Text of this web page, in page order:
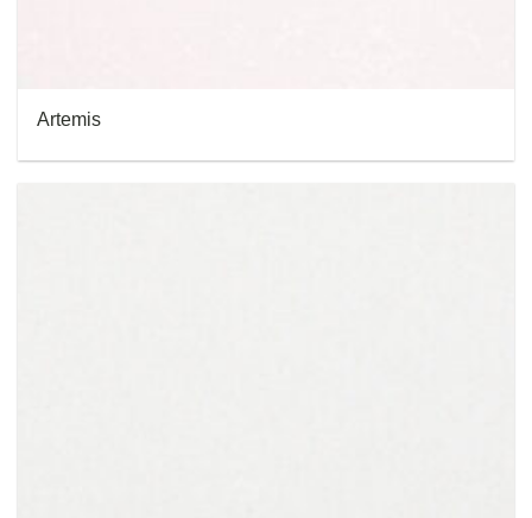
Artemis